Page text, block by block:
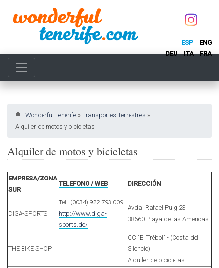
ESP
ENG
DEU
ITA FRA
Wonderful Tenerife » Transportes Terrestres »
Alquiler de motos y bicicletas
Alquiler de motos y bicicletas
EMPRESA/ZONA
SUR
TELEFONO / WEB DIRECCIÓN
DIGA-SPORTS
Tel.: (0034) 922 793 009
http://www.diga-
sports.de/
Avda. Rafael Puig 23
38660 Playa de las Americas
THE BIKE SHOP
CC "El Trébol" - (Costa del
Silencio)
Alquiler de bicicletas